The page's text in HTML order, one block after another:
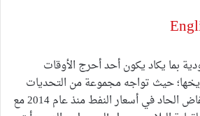
بما يكاد يكون أحد أحرج الأوقات
حيث تواجه مجموعة من التحديات
الناتجة عن تضافر الانخفاض الحاد في أسعار النفط منذ عام 2014 مع